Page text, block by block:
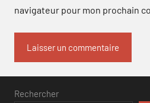
navigateur pour mon prochain
Rechercher